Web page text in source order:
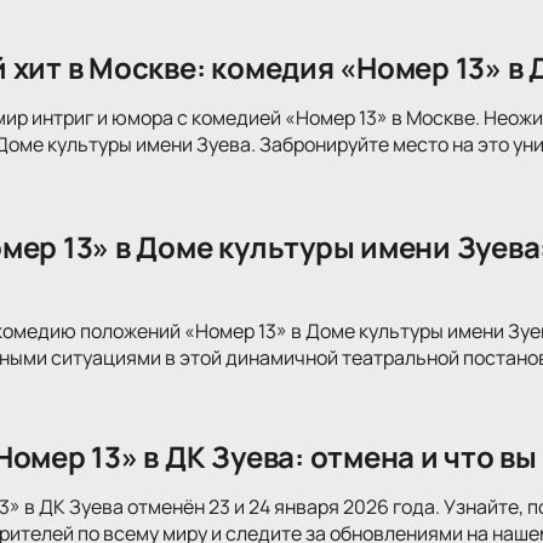
в Москве: комедия «Номер 13»
интриг и юмора с комедией «Номер 13» в Москве.
культуры имени Зуева. Забронируйте место на это
13» в Доме культуры имени
положений «Номер 13» в Доме культуры имени
ситуациями в этой динамичной театральной
13» в ДК Зуева: отмена и что
в ДК Зуева отменён 23 и 24 января 2026 года. Узнайте,
по всему миру и следите за обновлениями на